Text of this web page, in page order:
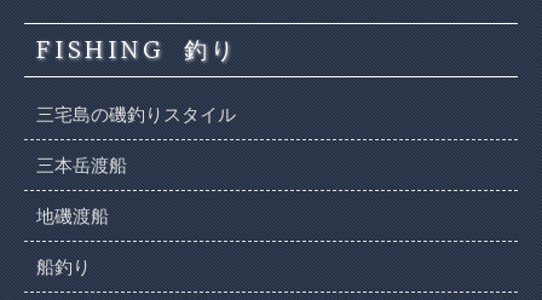
FISHING 釣り
三宅島の磯釣りスタイル
三本岳渡船
地磯渡船
船釣り